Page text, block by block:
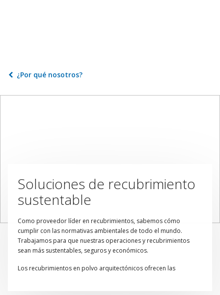
¿Por qué nosotros?
Soluciones de recubrimiento
sustentable
Como proveedor líder en recubrimientos, sabemos cómo
cumplir con las normativas ambientales de todo el mundo.
Trabajamos para que nuestras operaciones y recubrimientos
sean más sustentables, seguros y económicos.
Los recubrimientos en polvo arquitectónicos ofrecen las